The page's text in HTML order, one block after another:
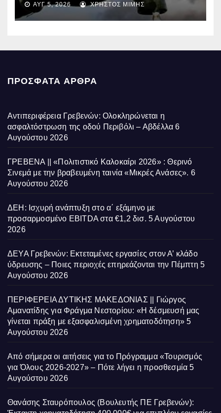
επηρεάζονται την Πέμπτη
ΑΥΓ 5, 2026 ΧΡΉΣΤΟΣ ΜΊΜΗΣ
ΠΡΌΣΦΑΤΑ ΆΡΘΡΑ
Αντιπεριφέρεια Γρεβενών: Ολοκληρώνεται η
ασφαλτόστρωση της οδού Περιβόλι – Αβδέλλα 6
Αυγούστου 2026
ΓΡΕΒΕΝΑ || «Πολιτιστικό Καλοκαίρι 2026» : Θερινό
Σινεμά με την βραβευμένη ταινία «Μικρές Ανάσες». 6
Αυγούστου 2026
ΔΕΗ: Ισχυρή ανάπτυξη στο α΄ εξάμηνο με
προσαρμοσμένο EBITDA στα €1,2 δισ. 5 Αυγούστου
2026
ΔΕΥΑ Γρεβενών: Εκτεταμένες εργασίες στον Α’ κλάδο
ύδρευσης – Ποιες περιοχές επηρεάζονται την Πέμπτη 5
Αυγούστου 2026
ΠΕΡΙΦΕΡΕΙΑ ΔΥΤΙΚΗΣ ΜΑΚΕΔΟΝΙΑΣ || Γιώργος
Αμανατίδης για Φράγμα Νεστορίου: «Η δέσμευσή μας
γίνεται πράξη με εξασφαλισμένη χρηματοδότηση» 5
Αυγούστου 2026
Από σήμερα οι αιτήσεις για το Πρόγραμμα «Τουρισμός
για Όλους 2026-2027» – Πότε λήγει η προσθεσμία 5
Αυγούστου 2026
Θανάσης Σταυρόπουλος (Βουλευτής ΠΕ Γρεβενών):